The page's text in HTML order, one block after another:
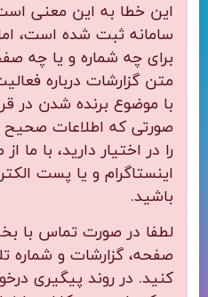
این خطا به این معنی
سامانه ثبت شده است،
برای چه شماره و یا چه
متن گزارشات درباره
با موضوع برنده شدن در
صورتی که اطلاعات صحیح
را در اختیار دارید، با ما
اینستاگرام و یا پست
باشید.
لطفا در صورت تماس با
صفحه، گزارشات و شماره
کنید. در روند پیگیری